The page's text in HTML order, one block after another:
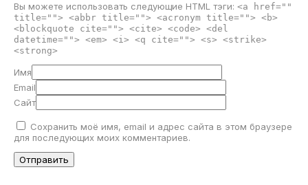
Вы можете использовать следующие HTML тэги: <a href=""
title=""> <abbr title=""> <acronym title=""> <b>
<blockquote cite=""> <cite> <code> <del
datetime=""> <em> <i> <q cite=""> <s> <strike>
<strong>
Имя
Email
Сайт
Сохранить моё имя, email и адрес сайта в этом браузере
для последующих моих комментариев.